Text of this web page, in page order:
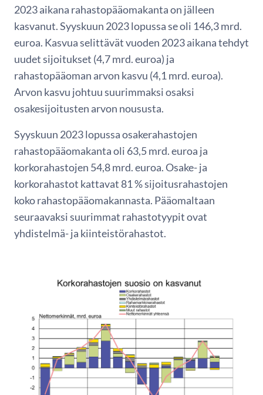
2023 aikana rahastopääomakanta on jälleen
kasvanut. Syyskuun 2023 lopussa se oli 146,3 mrd.
euroa. Kasvua selittävät vuoden 2023 aikana tehdyt
uudet sijoitukset (4,7 mrd. euroa) ja
rahastopääoman arvon kasvu (4,1 mrd. euroa).
Arvon kasvu johtuu suurimmaksi osaksi
osakesijoitusten arvon noususta.
Syyskuun 2023 lopussa osakerahastojen
rahastopääomakanta oli 63,5 mrd. euroa ja
korkorahastojen 54,8 mrd. euroa. Osake- ja
korkorahastot kattavat 81 % sijoitusrahastojen
koko rahastopääomakannasta. Pääomaltaan
seuraavaksi suurimmat rahastotyypit ovat
yhdistelmä- ja kiinteistörahastot.